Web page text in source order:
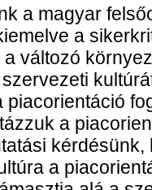
a magyar
a
változó
piacorientáció
a
a